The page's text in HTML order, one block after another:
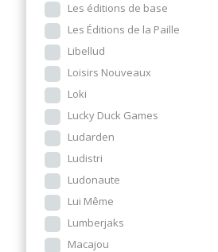
Les éditions de base
Les Éditions de la Paille
Libellud
Loisirs Nouveaux
Loki
Lucky Duck Games
Ludarden
Ludistri
Ludonaute
Lui Même
Lumberjaks
Macajou